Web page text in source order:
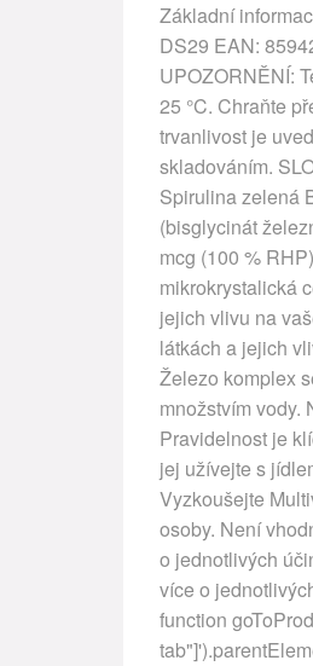
Základní
DS29 EAN:
UPOZORNĚNÍ:
25 °C. Chraňte
trvanlivost je
skladováním.
Spirulina zelená
(bisglycinát
mcg (100 %
mikrokrystalická
jejich vlivu na
látkách a jejich
Železo komplex
množstvím vody.
Pravidelnost je
jej užívejte s
Vyzkoušejte
osoby. Není
o jednotlivých
více o
function